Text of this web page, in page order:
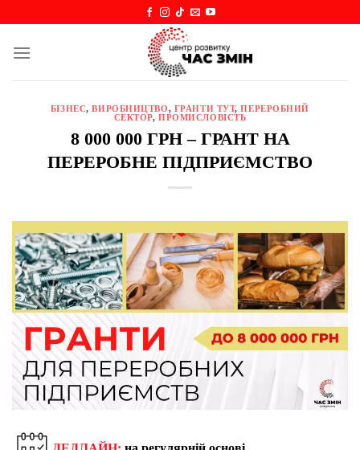
content
БІЗНЕС,ВИРОБНИЦТВО, ГРАНТИ ТУТ,ПЕРЕРОБНИЙ
СЕКТОР,ПРОМИСЛОВІСТЬ
8 000 000 ГРН – ГРАНТ НА
ПЕРЕРОБНЕ ПІДПРИЄМСТВО